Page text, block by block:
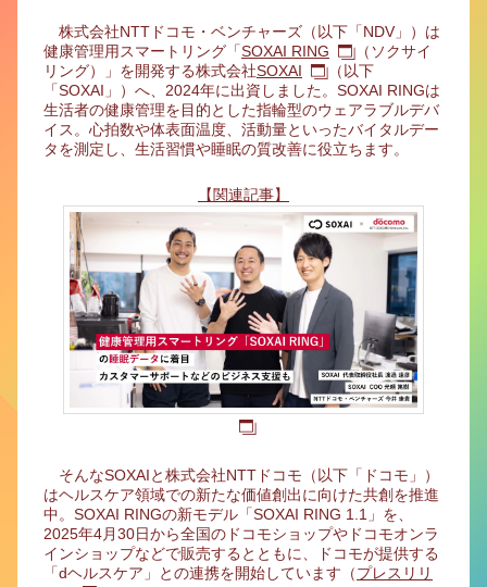
株式会社NTTドコモ・ベンチャーズ（以下「NDV」）は
健康管理用スマートリング「SOXAI RING
（ソクサイ
リング）」を開発する株式会社SOXAI
（以下
「SOXAI」）へ、2024年に出資しました。SOXAI RINGは
生活者の健康管理を目的とした指輪型のウェアラブルデバ
イス。心拍数や体表面温度、活動量といったバイタルデー
タを測定し、生活習慣や睡眠の質改善に役立ちます。
【関連記事】
そんなSOXAIと株式会社NTTドコモ（以下「ドコモ」）
はヘルスケア領域での新たな価値創出に向けた共創を推進
中。SOXAI RINGの新モデル「SOXAI RING 1.1」を、
2025年4月30日から全国のドコモショップやドコモオンラ
インショップなどで販売するとともに、ドコモが提供する
「dヘルスケア」との連携を開始しています（プレスリリ